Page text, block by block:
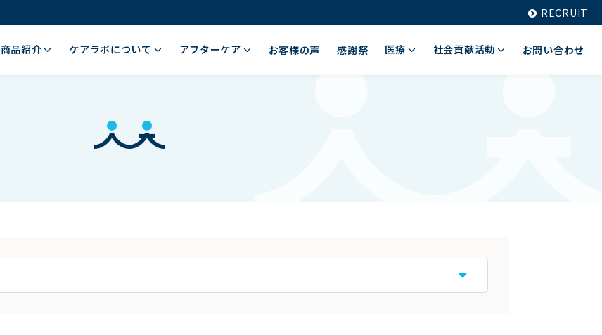
RECRUIT
商品紹介 ケアラボについて アフターケア お客様の声 感謝祭 医療 社会貢献活動 お問い合わせ